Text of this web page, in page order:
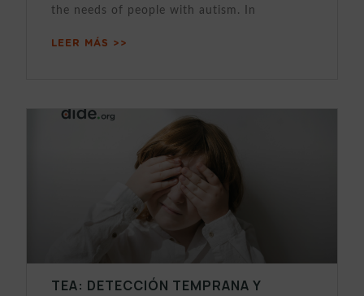
the needs of people with autism. In
LEER MÁS >>
TEA: DETECCIÓN TEMPRANA Y